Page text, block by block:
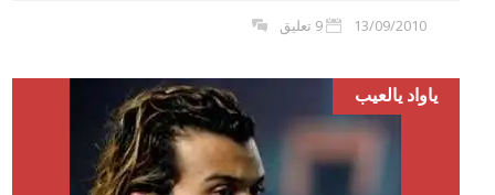
13/09/2010 9 تعليق
ياواد يالعيب